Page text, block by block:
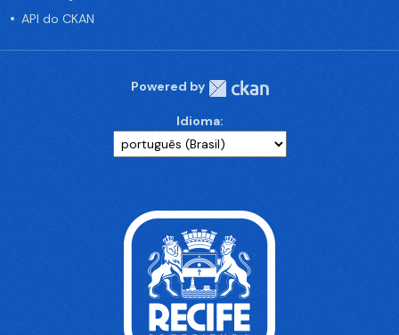
API do CKAN
Powered by
Idioma